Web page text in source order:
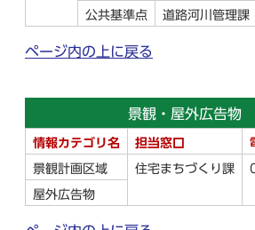
公共基準点 道路河川管理課
ページ内の上に戻る
景観・屋外広告物
情報カテゴリ名 担当窓口
景観計画区域 住宅まちづくり課
屋外広告物